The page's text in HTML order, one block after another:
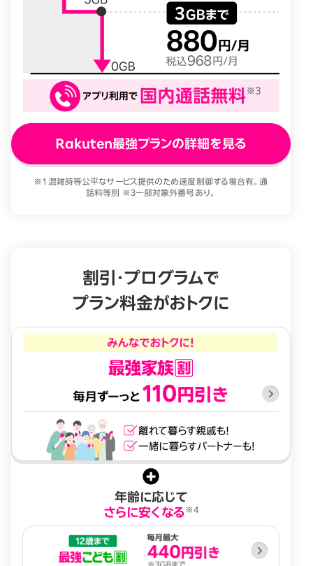
Rakuten最強プランの詳細を見る
※1 混雑時等公平なサービス提供のため速度制御する場合有。通
話料等別 ※3一部対象外番号あり。
割引・プログラムで
プラン料金がおトクに
年齢に応じて
さらに安くなる ※4